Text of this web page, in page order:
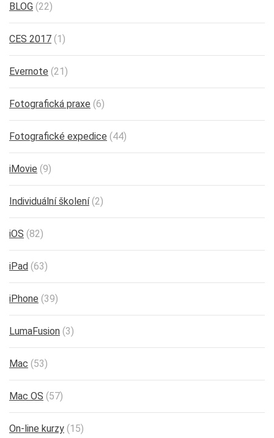
BLOG (22)
CES 2017 (1)
Evernote (21)
Fotografická praxe (6)
Fotografické expedice (44)
iMovie (9)
Individuální školení(2)
iOS (82)
iPad (63)
iPhone (39)
LumaFusion (3)
Mac (53)
Mac OS (57)
On-line kurzy (15)